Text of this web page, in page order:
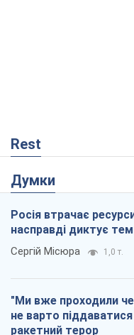
Rest
Думки
Росія втрачає
насправді диктує
Сергій Місюра 1,0 т.
"Ми вже проходили
не варто піддаватися
ракетний терор